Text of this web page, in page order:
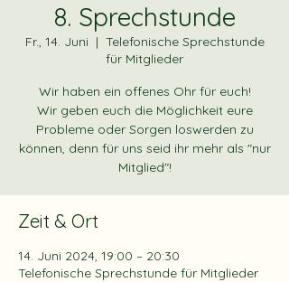
8. Sprechstunde
Fr., 14. Juni
  |
Telefonische Sprechstunde
für Mitglieder
Wir haben ein offenes Ohr für euch!
Wir geben euch die Möglichkeit eure
Probleme oder Sorgen loswerden zu
können, denn für uns seid ihr mehr als "nur
Mitglied"!
Zeit & Ort
14. Juni 2024, 19:00 – 20:30
Telefonische Sprechstunde für Mitglieder